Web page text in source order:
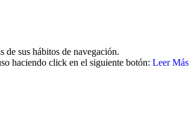
de sus hábitos de navegación.
haciendo click en el siguiente botón: Leer Más